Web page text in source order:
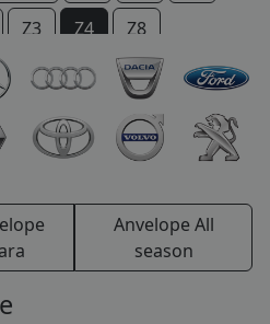
Z3 Z4 Z8
Anvelope All
season